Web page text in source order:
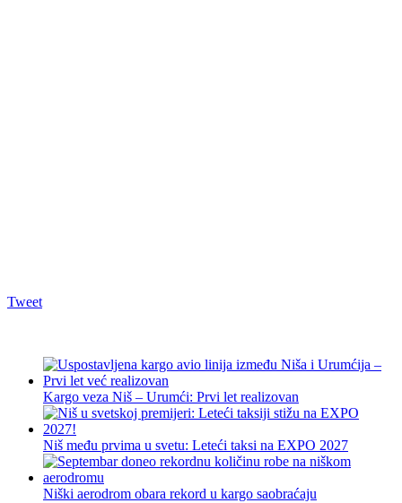
Tweet
Kargo veza Niš – Urumći: Prvi let realizovan
Niš među prvima u svetu: Leteći taksi na EXPO 2027
Niški aerodrom obara rekord u kargo saobraćaju